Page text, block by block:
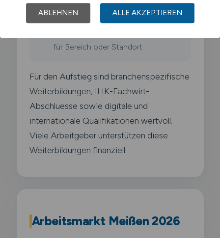
Abteilungsleiter
für Bereich oder Standort
Für den Aufstieg sind branchenspezifische
Weiterbildungen, IHK-Fachwirt-
Abschluesse sowie digitale und
internationale Qualifikationen wertvoll.
Viele Arbeitgeber unterstützen diese
Weiterbildungen finanziell.
Arbeitsmarkt Meißen 2026
ABLEHNEN ALLE AKZEPTIEREN